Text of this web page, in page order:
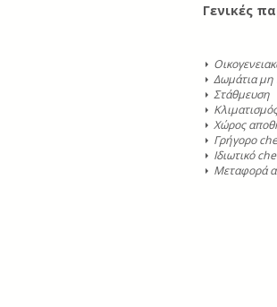
Γενικές
Δωμάτια μη
Στάθμευση
Χώρος
Γρήγορο
Ιδιωτικό
Μεταφορά